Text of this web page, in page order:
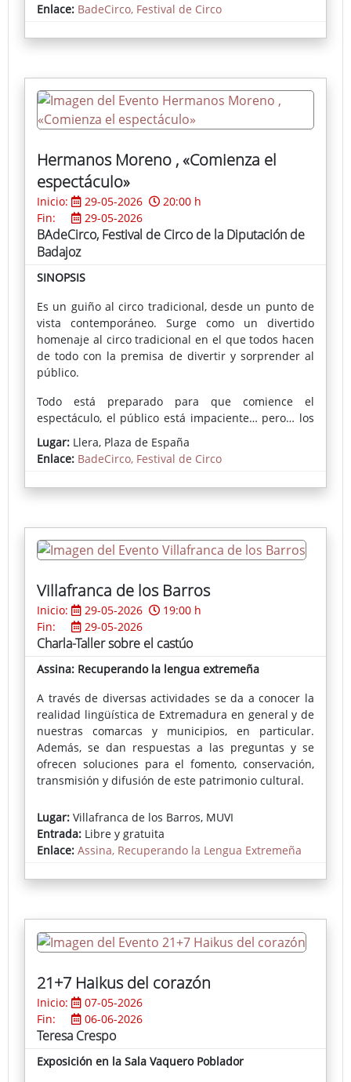
Circonchita es especialista en técnicas aéreas, entre
Enlace: BadeCirco, Festival de Circo
Hermanos Moreno , «Comienza el
espectáculo»
Inicio: 29-05-2026
20:00 h
Fin:
29-05-2026
BAdeCirco, Festival de Circo de la Diputación de
Badajoz
SINOPSIS
Es un guiño al circo tradicional, desde un punto de
vista contemporáneo. Surge como un divertido
homenaje al circo tradicional en el que todos hacen
de todo con la premisa de divertir y sorprender al
público.
Todo está preparado para que comience el
espectáculo, el público está impaciente… pero… los
Solo están los mozos de pista y el músico… dadas
debe continuar” deciden, en complicidad, realizar el
Todo aderezado con música original y tocada en
directo, hace de éste, un espectáculo peculiar y
por su dinamismo y fuerza escénica, como para
ejecutarse en una sala, por la magia y la ternura de
los personajes.
Lugar: Llera, Plaza de España
Enlace: BadeCirco, Festival de Circo
Villafranca de los Barros
Inicio: 29-05-2026
19:00 h
Fin:
29-05-2026
Charla-Taller sobre el castúo
Assina: Recuperando la lengua extremeña
A través de diversas actividades se da a conocer la
realidad lingüística de Extremadura en general y de
nuestras comarcas y municipios, en particular.
Además, se dan respuestas a las preguntas y se
ofrecen soluciones para el fomento, conservación,
transmisión y difusión de este patrimonio cultural.
Lugar: Villafranca de los Barros, MUVI
Entrada: Libre y gratuita
Enlace: Assina, Recuperando la Lengua Extremeña
21+7 Haikus del corazón
Inicio:
07-05-2026
Fin:
06-06-2026
Teresa Crespo
Exposición en la Sala Vaquero Poblador